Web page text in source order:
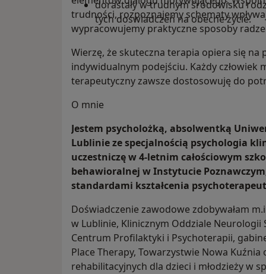
dorastały w trudnym środowisku
tych doświadczeń na obecne życie.
trudności, rozpoznajemy schematy
wypracowujemy praktyczne sposoby
Wierzę, że skuteczna terapia opiera się
indywidualnym podejściu. Każdy człowiek
terapeutyczny zawsze dostosowuję do
O mnie
Jestem psycholożką, absolwentką
Lublinie ze specjalnością psychologia
uczestniczę w 4-letnim całościowym
behawioralnej w Instytucie
standardami kształcenia
Doświadczenie zawodowe zdobywałam
w Lublinie, Klinicznym Oddziale Neurologii
Centrum Profilaktyki i Psychoterapii,
Place Therapy, Towarzystwie Nowa
rehabilitacyjnych dla dzieci i młodzieży w